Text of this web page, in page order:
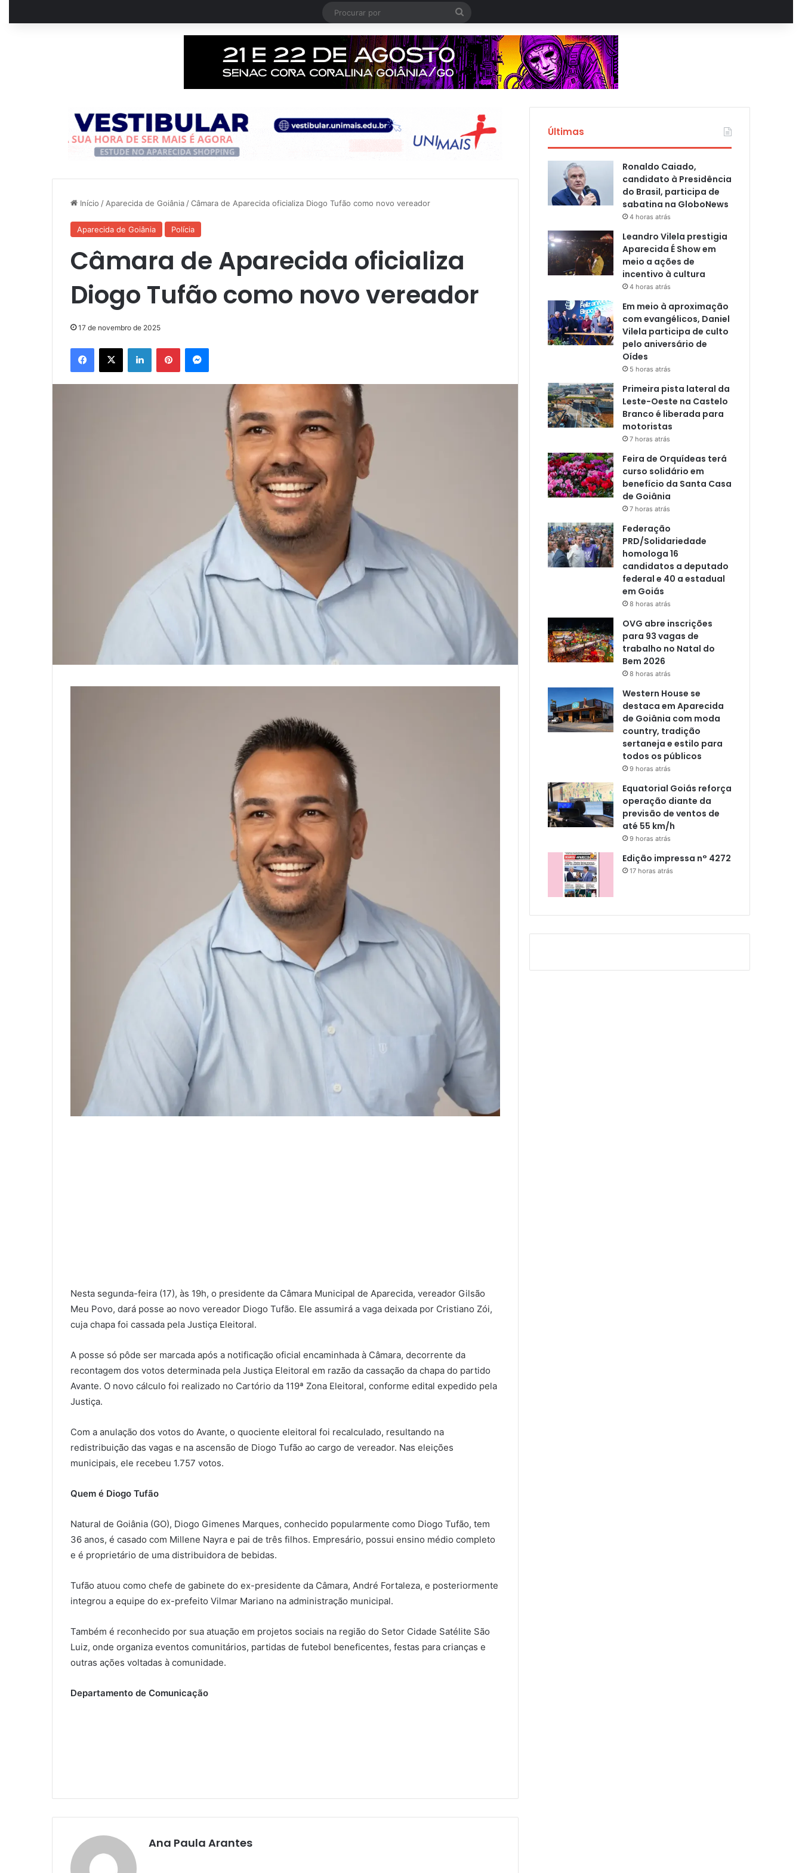
Procurar
por
Início / Aparecida de Goiânia /Câmara de Aparecida oficializa Diogo Tufão como novo vereador
Aparecida de Goiânia Polícia
Câmara de Aparecida oficializa
Diogo Tufão como novo vereador
17 de novembro de 2025
Facebook
X LinkedinPinterestMessenger
Nesta segunda-feira (17), às 19h, o presidente da Câmara Municipal de Aparecida, vereador Gilsão
Meu Povo, dará posse ao novo vereador Diogo Tufão. Ele assumirá a vaga deixada por Cristiano Zói,
cuja chapa foi cassada pela Justiça Eleitoral.
A posse só pôde ser marcada após a notificação oficial encaminhada à Câmara, decorrente da
recontagem dos votos determinada pela Justiça Eleitoral em razão da cassação da chapa do partido
Avante. O novo cálculo foi realizado no Cartório da 119ª Zona Eleitoral, conforme edital expedido pela
Justiça.
Com a anulação dos votos do Avante, o quociente eleitoral foi recalculado, resultando na
redistribuição das vagas e na ascensão de Diogo Tufão ao cargo de vereador. Nas eleições
municipais, ele recebeu 1.757 votos.
Quem é Diogo Tufão
Natural de Goiânia (GO), Diogo Gimenes Marques, conhecido popularmente como Diogo Tufão, tem
36 anos, é casado com Millene Nayra e pai de três filhos. Empresário, possui ensino médio completo
e é proprietário de uma distribuidora de bebidas.
Tufão atuou como chefe de gabinete do ex-presidente da Câmara, André Fortaleza, e posteriormente
integrou a equipe do ex-prefeito Vilmar Mariano na administração municipal.
Também é reconhecido por sua atuação em projetos sociais na região do Setor Cidade Satélite São
Luiz, onde organiza eventos comunitários, partidas de futebol beneficentes, festas para crianças e
outras ações voltadas à comunidade.
Departamento de Comunicação
Ana Paula Arantes
Últimas
Ronaldo Caiado,
candidato à Presidência
do Brasil, participa de
sabatina na GloboNews
4 horas atrás
Leandro Vilela prestigia
Aparecida É Show em
meio a ações de
incentivo à cultura
4 horas atrás
Em meio à aproximação
com evangélicos, Daniel
Vilela participa de culto
pelo aniversário de
Oídes
5 horas atrás
Primeira pista lateral da
Leste-Oeste na Castelo
Branco é liberada para
motoristas
7 horas atrás
Feira de Orquídeas terá
curso solidário em
benefício da Santa Casa
de Goiânia
7 horas atrás
Federação
PRD/Solidariedade
homologa 16
candidatos a deputado
federal e 40 a estadual
em Goiás
8 horas atrás
OVG abre inscrições
para 93 vagas de
trabalho no Natal do
Bem 2026
8 horas atrás
Western House se
destaca em Aparecida
de Goiânia com moda
country, tradição
sertaneja e estilo para
todos os públicos
9 horas atrás
Equatorial Goiás reforça
operação diante da
previsão de ventos de
até 55 km/h
9 horas atrás
Edição impressa n° 4272
17 horas atrás